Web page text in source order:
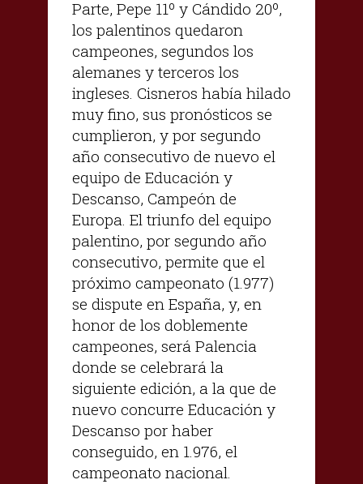
Parte, Pepe 11º y Cándido 20º,
los palentinos quedaron
campeones, segundos los
alemanes y terceros los
ingleses. Cisneros había hilado
muy fino, sus pronósticos se
cumplieron, y por segundo
año consecutivo de nuevo el
equipo de Educación y
Descanso, Campeón de
Europa. El triunfo del equipo
palentino, por segundo año
consecutivo, permite que el
próximo campeonato (1.977)
se dispute en España, y, en
honor de los doblemente
campeones, será Palencia
donde se celebrará la
siguiente edición, a la que de
nuevo concurre Educación y
Descanso por haber
conseguido, en 1.976, el
campeonato nacional.